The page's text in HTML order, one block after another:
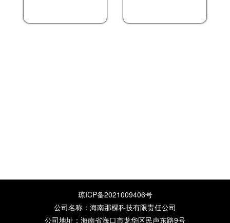
琼ICP备2021009406号
公司名称：海南那棵科技有限责任公司
公司地址：海南省海口市龙华区民声东路9号